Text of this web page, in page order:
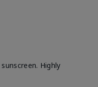
Highly